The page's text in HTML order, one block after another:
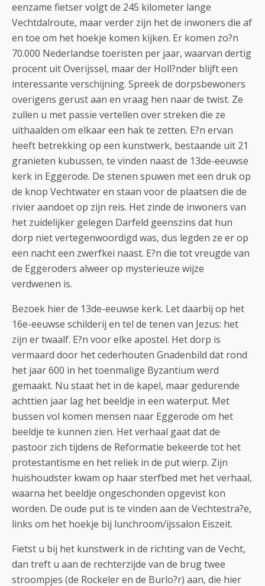
eenzame fietser volgt de 245 kilometer lange
Vechtdalroute, maar verder zijn het de inwoners die af
en toe om het hoekje komen kijken. Er komen zo?n
70.000 Nederlandse toeristen per jaar, waarvan dertig
procent uit Overijssel, maar der Holl?nder blijft een
interessante verschijning. Spreek de dorpsbewoners
overigens gerust aan en vraag hen naar de twist. Ze
zullen u met passie vertellen over streken die ze
uithaalden om elkaar een hak te zetten. E?n ervan
heeft betrekking op een kunstwerk, bestaande uit 21
granieten kubussen, te vinden naast de 13de-eeuwse
kerk in Eggerode. De stenen spuwen met een druk op
de knop Vechtwater en staan voor de plaatsen die de
rivier aandoet op zijn reis. Het zinde de inwoners van
het zuidelijker gelegen Darfeld geenszins dat hun
dorp niet vertegenwoordigd was, dus legden ze er op
een nacht een zwerfkei naast. E?n die tot vreugde van
de Eggeroders alweer op mysterieuze wijze
verdwenen is.
Bezoek hier de 13de-eeuwse kerk. Let daarbij op het
16e-eeuwse schilderij en tel de tenen van Jezus: het
zijn er twaalf. E?n voor elke apostel. Het dorp is
vermaard door het cederhouten Gnadenbild dat rond
het jaar 600 in het toenmalige Byzantium werd
gemaakt. Nu staat het in de kapel, maar gedurende
achttien jaar lag het beeldje in een waterput. Met
bussen vol komen mensen naar Eggerode om het
beeldje te kunnen zien. Het verhaal gaat dat de
pastoor zich tijdens de Reformatie bekeerde tot het
protestantisme en het reliek in de put wierp. Zijn
huishoudster kwam op haar sterfbed met het verhaal,
waarna het beeldje ongeschonden opgevist kon
worden. De oude put is te vinden aan de Vechtestra?e,
links om het hoekje bij lunchroom/ijssalon Eiszeit.
Fietst u bij het kunstwerk in de richting van de Vecht,
dan treft u aan de rechterzijde van de brug twee
stroompjes (de Rockeler en de Burlo?r) aan, die hier